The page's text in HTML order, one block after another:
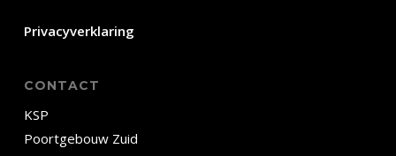
Privacyverklaring
CONTACT
KSP
Poortgebouw Zuid